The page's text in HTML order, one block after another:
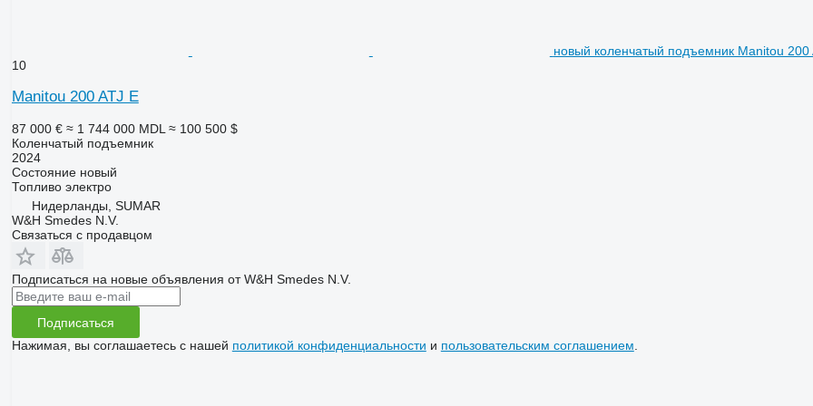
новый коленчатый подъемник Manitou 200
10
Manitou 200 ATJ E
87 000 € ≈ 1 744 000 MDL ≈ 100 500 $
Коленчатый подъемник
2024
Состояниеновый
Топливо электро
Нидерланды, SUMAR
W&H Smedes N.V.
Связаться с продавцом
Подписаться на новые объявления от W&H Smedes N.V.
Подписаться
Нажимая, вы соглашаетесь с нашей политикой конфиденциальности и пользовательским соглашением